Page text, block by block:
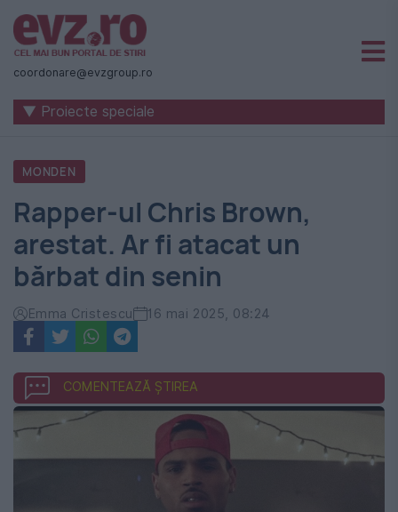
Știri
naționale
internaționale
România
-
Evenimentul
Zilei
coordonare@evzgroup.ro
▼ Proiecte speciale
MONDEN
Rapper-ul Chris Brown,
arestat. Ar fi atacat un
bărbat din senin
Emma Cristescu 16 mai 2025, 08:24
COMENTEAZĂ ȘTIREA